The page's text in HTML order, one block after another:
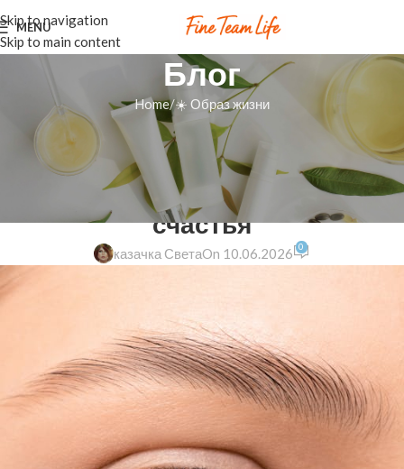
Skip to navigation
Skip to main content
MENU
Блог
Home ☀️ Образ жизни
☀️ ОБРАЗ ЖИЗНИ
Как сохранить гармонию в
душе: секреты женского
счастья
казачка СветаOn 10.06.2026 0